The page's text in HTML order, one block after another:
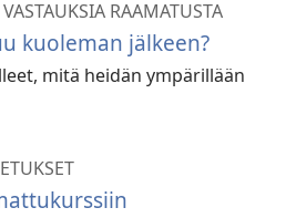
RAAMATUSTA
kuoleman jälkeen?
mitä heidän ympärillään